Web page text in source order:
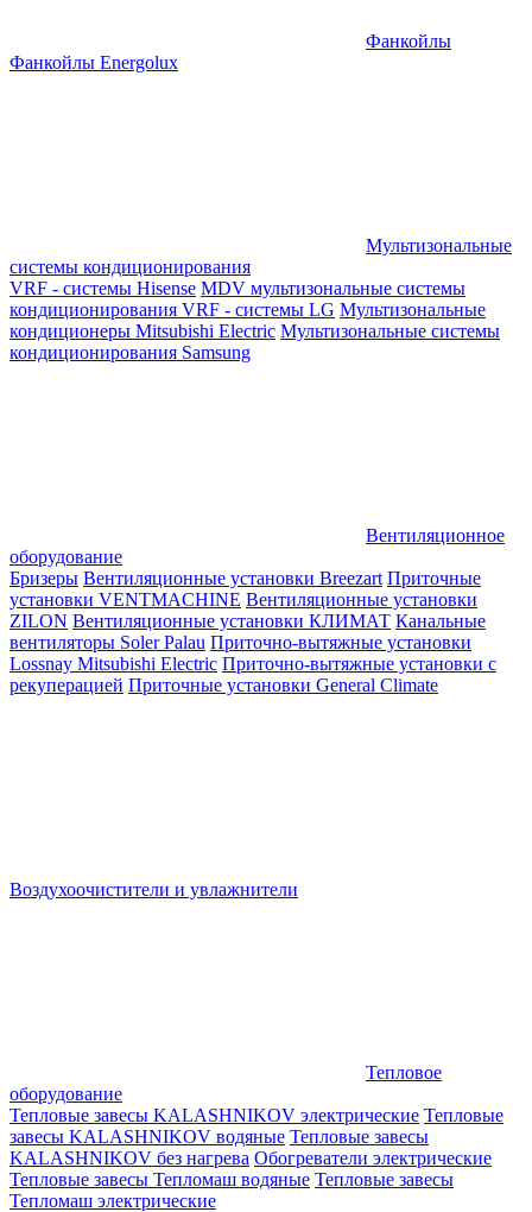
Фанкойлы
Фанкойлы Energolux
Мультизональные
системы кондиционирования
VRF - системы Hisense MDV мультизональные системы
кондиционирования VRF - системы LG Мультизональные
кондиционеры Mitsubishi Electric Мультизональные системы
кондиционирования Samsung
Вентиляционное
оборудование
Бризеры Вентиляционные установки Breezart Приточные
установки VENTMACHINE Вентиляционные установки
ZILON Вентиляционные установки КЛИМАТ Канальные
вентиляторы Soler Palau Приточно-вытяжные установки
Lossnay Mitsubishi Electric Приточно-вытяжные установки с
рекуперацией Приточные установки General Climate
Воздухоочистители и увлажнители
Тепловое
оборудование
Тепловые завесы KALASHNIKOV электрические Тепловые
завесы KALASHNIKOV водяные Тепловые завесы
KALASHNIKOV без нагрева Обогреватели электрические
Тепловые завесы Тепломаш водяные Тепловые завесы
Тепломаш электрические